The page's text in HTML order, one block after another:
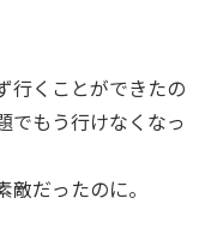
行くことができたの
でもう行けなくなっ
だったのに。